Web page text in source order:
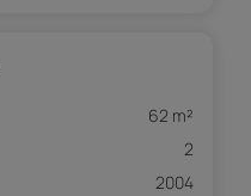
62 m²
2
2004